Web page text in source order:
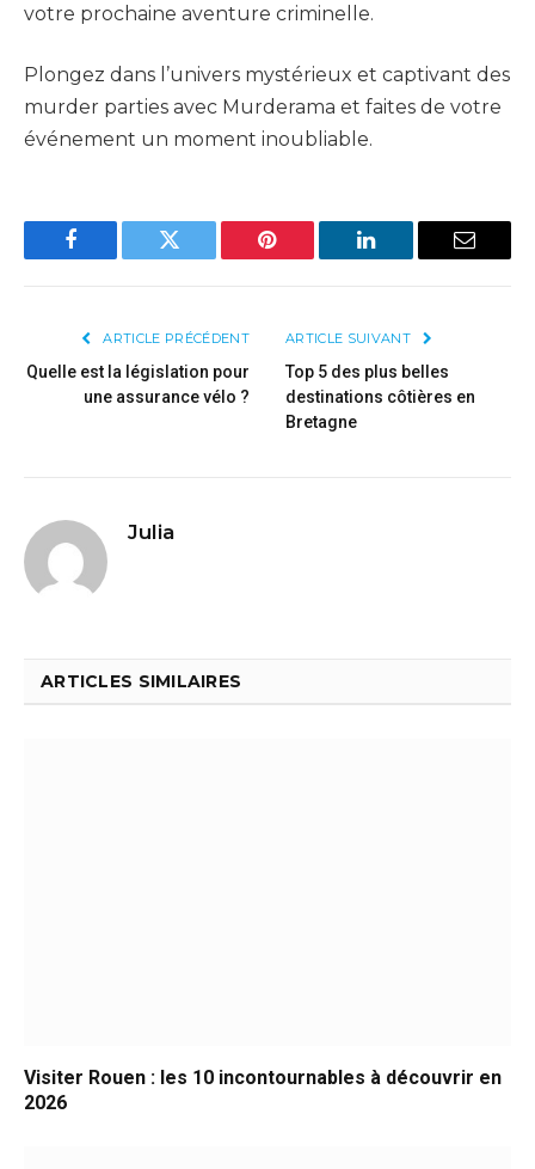
votre prochaine aventure criminelle.
Plongez dans l’univers mystérieux et captivant des
murder parties avec Murderama et faites de votre
événement un moment inoubliable.
Facebook Twitter Pinterest LinkedIn Email
ARTICLE PRÉCÉDENT
Quelle est la législation pour
une assurance vélo ?
ARTICLE SUIVANT
Top 5 des plus belles
destinations côtières en
Bretagne
Julia
ARTICLES SIMILAIRES
Visiter Rouen : les 10 incontournables à découvrir en
2026